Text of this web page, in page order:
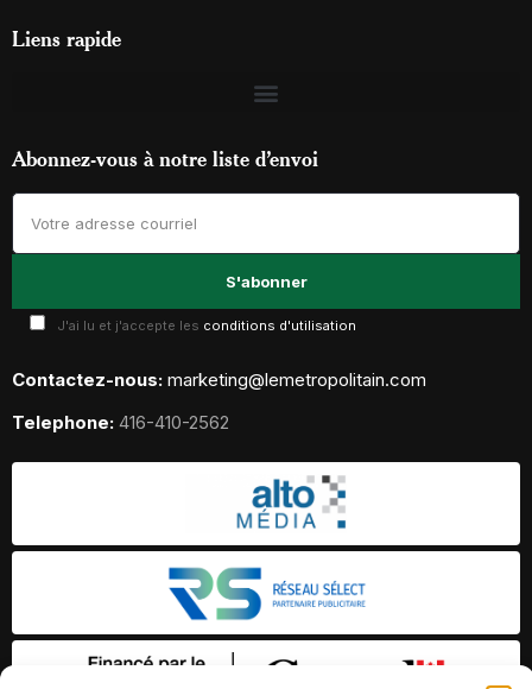
Liens rapide
Abonnez-vous à notre liste d’envoi
J'ai lu et j'accepte les conditions d'utilisation
Contactez-nous: marketing@lemetropolitain.com
Telephone: 416-410-2562